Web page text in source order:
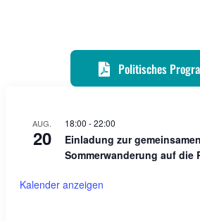
Politisches
AUG.
20
18:00 -22:00
Einladung zur
Sommerwanderung auf die
Kalender anzeigen